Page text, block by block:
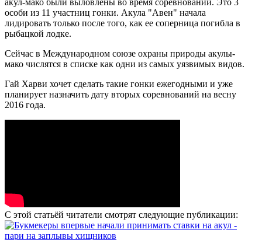
особи из 11 участниц гонки. Акула "Авен" начала
лидировать только после того, как ее соперница погибла в
рыбацкой лодке.
Сейчас в Международном союзе охраны природы акулы-
мако числятся в списке как одни из самых уязвимых видов.
Гай Харви хочет сделать такие гонки ежегодными и уже
планирует назначить дату вторых соревнований на весну
2016 года.
С этой статьёй читатели смотрят следующие публикации: